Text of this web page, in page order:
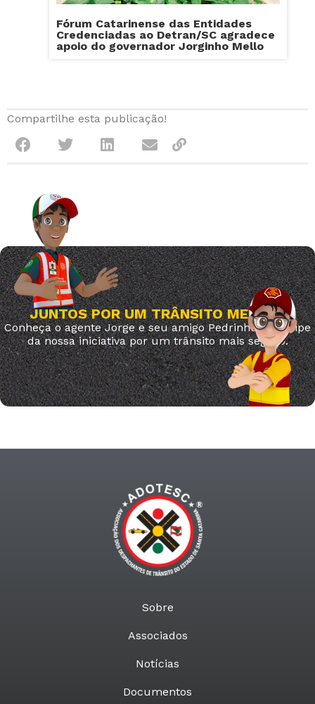
Fórum Catarinense das Entidades
Credenciadas ao Detran/SC agradece
apoio do governador Jorginho Mello
Compartilhe esta publicação!
JUNTOS POR UM TRÂNSITO MELHOR
Conheça o agente Jorge e seu amigo Pedrinho. Participe
da nossa iniciativa por um trânsito mais seguro.
Sobre
Associados
Notícias
Documentos